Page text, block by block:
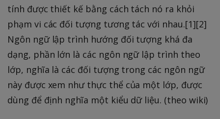
tính được thiết kế bằng cách tách nó ra khỏi
phạm vi các đối tượng tương tác với nhau.[1][2]
Ngôn ngữ lập trình hướng đối tượng khá đa
dạng, phần lớn là các ngôn ngữ lập trình theo
lớp, nghĩa là các đối tượng trong các ngôn ngữ
này được xem như thực thể của một lớp, được
dùng để định nghĩa một kiểu dữ liệu. (theo wiki)